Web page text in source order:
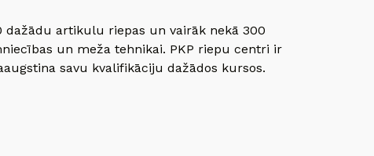
dažādu artikulu riepas un vairāk nekā 300
un meža tehnikai. PKP riepu centri ir
savu kvalifikāciju dažādos kursos.